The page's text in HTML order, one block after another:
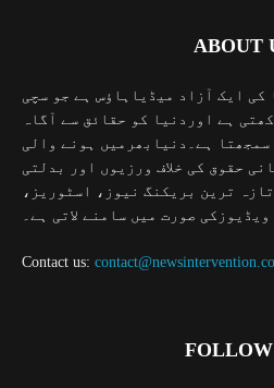
ABOUT
کی ایک آزاد میڈیاہاؤس ہے جو سچی
ہے اوردنیا کو حقائق سے آگاہ
ہے۔دنیابھرمیں ہونے والی
حقوق کی خلاف ورزیوں اور بدلتی
ترین بریکنگ نیوز، اسٹوریز،
صورت میں سامنے لاتی ہے۔
Contact us:
FOLLOW